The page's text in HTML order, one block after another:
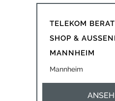
TELEKOM
SHOP &
MANNHEIM
Mannheim